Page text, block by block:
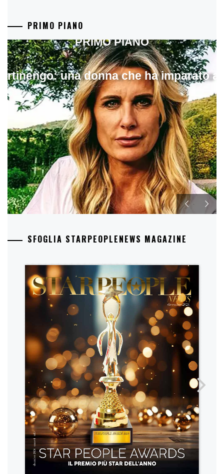
PRIMO PIANO
una donna che ha imparato a
PRIMO PIANO
SFOGLIA STARPEOPLENEWS MAGAZINE